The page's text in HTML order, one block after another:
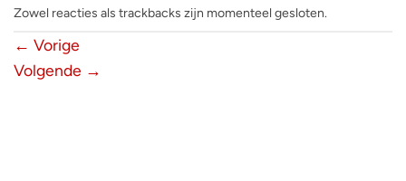
Zowel reacties als trackbacks zijn momenteel gesloten.
← Vorige
Volgende →